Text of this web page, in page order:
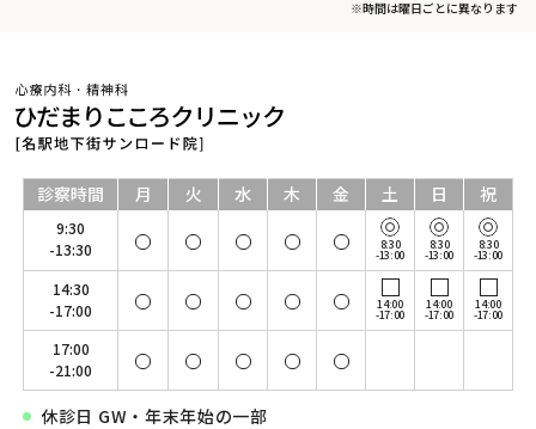
※時間は曜日ごとに異なります
診察時間 月 火 水 木 金 土 日 祝
9:30
-13:30
8:30
-13:00
8:30
-13:00
8:30
-13:00
14:30
-17:00
14:00
-17:00
14:00
-17:00
14:00
-17:00
17:00
-21:00
休診日 GW・年末年始の一部